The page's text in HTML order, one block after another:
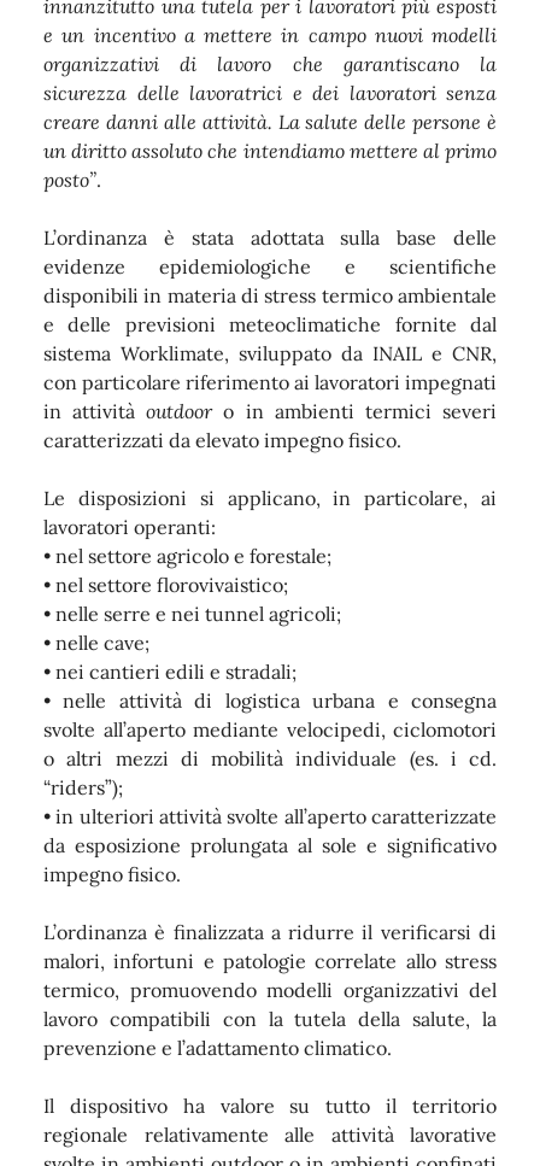
innanzitutto una tutela per i lavoratori più esposti
e un incentivo a mettere in campo nuovi modelli
organizzativi di lavoro che garantiscano la
sicurezza delle lavoratrici e dei lavoratori senza
creare danni alle attività. La salute delle persone è
un diritto assoluto che intendiamo mettere al primo
posto”.
L’ordinanza è stata adottata sulla base delle
evidenze epidemiologiche e scientifiche
disponibili in materia di stress termico ambientale
e delle previsioni meteoclimatiche fornite dal
sistema Worklimate, sviluppato da INAIL e CNR,
con particolare riferimento ai lavoratori impegnati
in attivitàoutdooro in ambienti termici severi
caratterizzati da elevato impegno fisico.
Le disposizioni si applicano, in particolare, ai
lavoratori operanti:
• nel settore agricolo e forestale;
• nel settore florovivaistico;
• nelle serre e nei tunnel agricoli;
• nelle cave;
• nei cantieri edili e stradali;
• nelle attività di logistica urbana e consegna
svolte all’aperto mediante velocipedi, ciclomotori
o altri mezzi di mobilità individuale (es. i cd.
“riders”);
• in ulteriori attività svolte all’aperto caratterizzate
da esposizione prolungata al sole e significativo
impegno fisico.
L’ordinanza è finalizzata a ridurre il verificarsi di
malori, infortuni e patologie correlate allo stress
termico, promuovendo modelli organizzativi del
lavoro compatibili con la tutela della salute, la
prevenzione e l’adattamento climatico.
Il dispositivo ha valore su tutto il territorio
regionale relativamente alle attività lavorative